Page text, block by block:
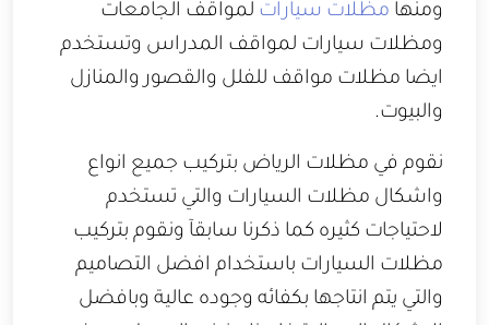
ومنها مظلات سيارات لمواقف الجامعات
ومظلات سيارات لمواقف المدراس وتستخدم
ايضا مظلات مواقف للفلل والقصور والمنازل
والبيوت.
نقوم في مظلات الرياض بتركيب جميع انواع
واشكال مظلات السيارات والتي تستخدم
لاحتياجات كثيره كما ذكرنا سابقآ ونقوم بتركيب
مظلات السيارات باستخدام افضل التصاميم
والتي يتم انتاجها بكفائه وجوده عالية وبافضل